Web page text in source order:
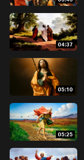
04:37
05:10
05:25